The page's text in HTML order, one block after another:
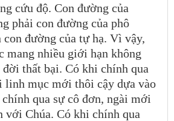
cứu độ. Con đường của
phải con đường của phô
đường của tự hạ. Vì vậy,
mang nhiều giới hạn không
thất bại. Có khi chính qua
linh mục mới thôi cậy dựa vào
qua sự cô đơn, ngài mới
với Chúa. Có khi chính qua